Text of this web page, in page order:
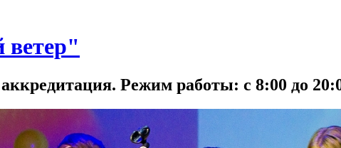
Режим работы: с 8:00 до